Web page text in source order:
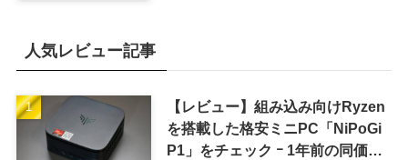
人気レビュー記事
【レビュー】組み込み向けRyzen
を搭載した格安ミニPC「NiPoGi
P1」をチェック ｰ 1年前の同価格